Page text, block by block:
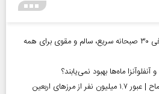
صبحانه چی درست کنم؟ معرفی ۳۰ صبحانه سریع، سالم و مقوی برای همه
ماه‌ها بهبود نمی‌یابند؟